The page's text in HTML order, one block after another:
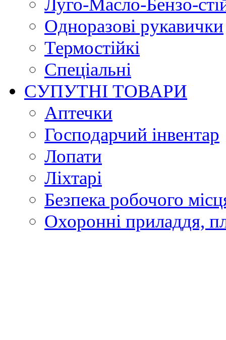
Луго-Масло-Бензо-
Одноразові рукавички
Термостійкі
Спеціальні
СУПУТНІ ТОВАРИ
Аптечки
Господарчий інвентар
Лопати
Ліхтарі
Безпека робочого
Охоронні приладдя,